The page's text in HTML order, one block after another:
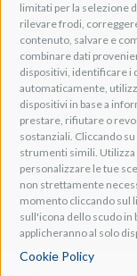
limitati per la selezione
rilevare frodi,
contenuto, salvare e
combinare dati
dispositivi, identificare i
automaticamente,
dispositivi in base a
prestare, rifiutare o
sostanziali. Cliccando
strumenti simili.
personalizzare le tue
non strettamente
momento cliccando sul
sull'icona dello scudo in
applicheranno al solo
Cookie Policy